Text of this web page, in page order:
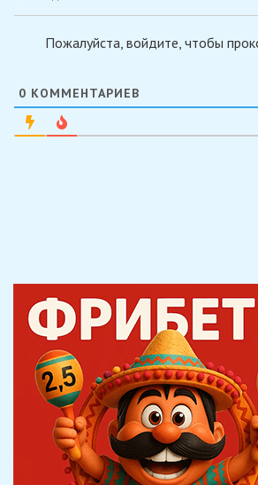
Пожалуйста, войдите, чтобы
0 КОММЕНТАРИЕВ